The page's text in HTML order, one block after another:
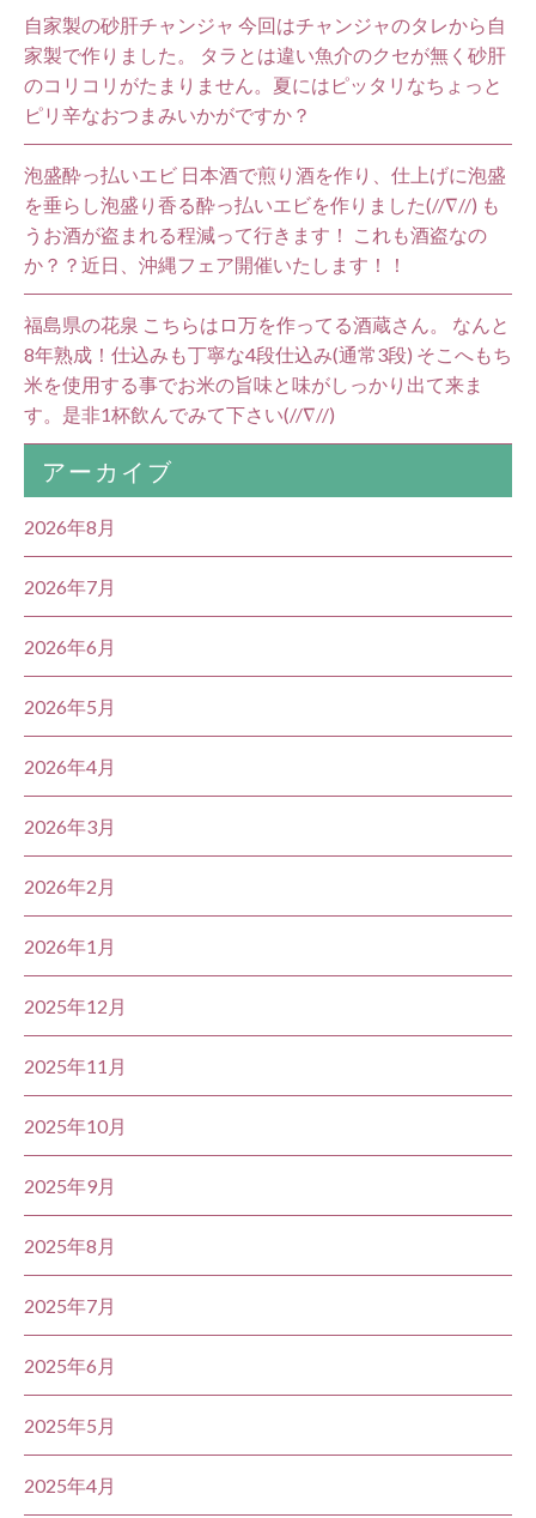
自家製の砂肝チャンジャ 今回はチャンジャのタレから自
家製で作りました。 タラとは違い魚介のクセが無く砂肝
のコリコリがたまりません。夏にはピッタリなちょっと
ピリ辛なおつまみいかがですか？
泡盛酔っ払いエビ 日本酒で煎り酒を作り、仕上げに泡盛
を垂らし泡盛り香る酔っ払いエビを作りました(//∇//) も
うお酒が盗まれる程減って行きます！ これも酒盗なの
か？？近日、沖縄フェア開催いたします！！
福島県の花泉 こちらはロ万を作ってる酒蔵さん。 なんと
8年熟成！仕込みも丁寧な4段仕込み(通常3段) そこへもち
米を使用する事でお米の旨味と味がしっかり出て来ま
す。是非1杯飲んでみて下さい(//∇//)
アーカイブ
2026年8月
2026年7月
2026年6月
2026年5月
2026年4月
2026年3月
2026年2月
2026年1月
2025年12月
2025年11月
2025年10月
2025年9月
2025年8月
2025年7月
2025年6月
2025年5月
2025年4月